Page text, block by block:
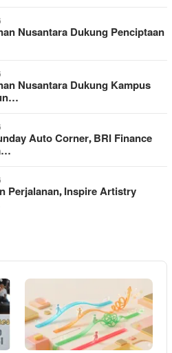
Nusantara Dukung Penciptaan
Nusantara Dukung Kampus
Auto Corner, BRI Finance
Perjalanan, Inspire Artistry